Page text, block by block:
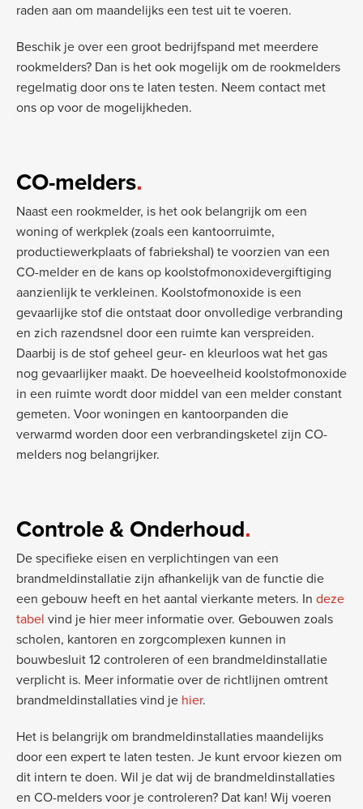
raden aan om maandelijks een test uit te voeren.
Beschik je over een groot bedrijfspand met meerdere
rookmelders? Dan is het ook mogelijk om de rookmelders
regelmatig door ons te laten testen. Neem contact met
ons op voor de mogelijkheden.
CO-melders
Naast een rookmelder, is het ook belangrijk om een
woning of werkplek (zoals een kantoorruimte,
productiewerkplaats of fabriekshal) te voorzien van een
CO-melder en de kans op koolstofmonoxidevergiftiging
aanzienlijk te verkleinen. Koolstofmonoxide is een
gevaarlijke stof die ontstaat door onvolledige verbranding
en zich razendsnel door een ruimte kan verspreiden.
Daarbij is de stof geheel geur- en kleurloos wat het gas
nog gevaarlijker maakt. De hoeveelheid koolstofmonoxide
in een ruimte wordt door middel van een melder constant
gemeten. Voor woningen en kantoorpanden die
verwarmd worden door een verbrandingsketel zijn CO-
melders nog belangrijker.
Controle & Onderhoud
De specifieke eisen en verplichtingen van een
brandmeldinstallatie zijn afhankelijk van de functie die
een gebouw heeft en het aantal vierkante meters. In deze
tabel vind je hier meer informatie over. Gebouwen zoals
scholen, kantoren en zorgcomplexen kunnen in
bouwbesluit 12 controleren of een brandmeldinstallatie
verplicht is. Meer informatie over de richtlijnen omtrent
brandmeldinstallaties vind je hier.
Het is belangrijk om brandmeldinstallaties maandelijks
door een expert te laten testen. Je kunt ervoor kiezen om
dit intern te doen. Wil je dat wij de brandmeldinstallaties
en CO-melders voor je controleren? Dat kan! Wij voeren